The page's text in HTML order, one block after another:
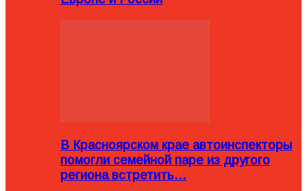
В Красноярском крае автоинспекторы
помогли семейной паре из другого
региона встретить…